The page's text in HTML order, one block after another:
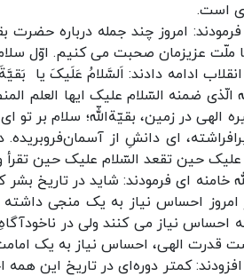
است.
امروز چند جمله درباره‌
ملّت عزیزمان صحبت می کنیم. اوّل
ادامه دادند: اَلسَّلامُ عَلَیکَ یا
الّذی ضمنه السّلام علیک ایها العلم
الهی در زمین، بقیّةاللّه؛ سلام بر
ای دانشِ از
علیک حین تقعد السّلام علیک حین تقرأ
خامنه ای فرمودند: شاید در تاریخ
امروز احساس نیاز به یک منجی داشته
احساس نیاز می کنند ولی در
قدرت الهی، احساس نیاز به یک
کمتر دوره‌ای در تاریخ این